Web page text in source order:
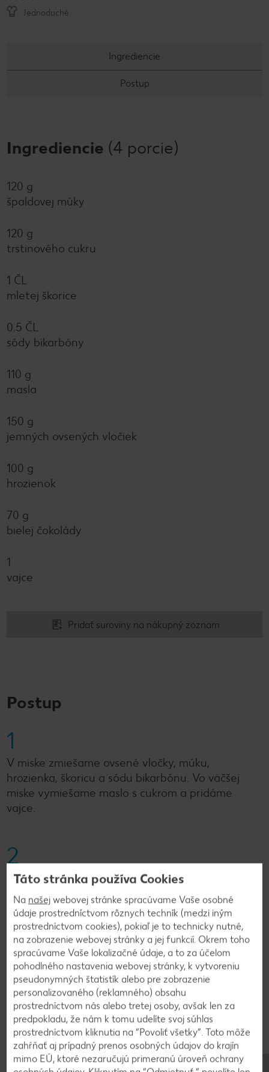
Jednoduché
Ingrediencie
Postup
Ingrediencie (4 porcie)
120 g
špaldovej múky
120 g
trstinového cukru
1 ČL
mletej škorice
0.5 ČL
sódy bikarbóny
110 g
masla
150 g
jemných ovsených vločiek
100 g
hrozienok
70 g
bielej čokolády
1
vajce
Pridať suroviny na nákupný zoznam
Postup
1
V miske zmiešame ovsené vločky, múku,
hrozienka, škoricu a sódu bikarbónu. Vo väčšej
miske vymiešame maslo s cukrom a pridáme
vajce.
2
Čokoládu nasekáme nadrobno. Ovsenú zmes
pomaly primiešame do masla a nakoniec pridáme
aj čokoládu. Cesto dáme na hodinu odležať do
chladničky.
3
Z vychladnutého cesta vytvarujeme placky a
pečieme pri 175 °C 12 minút.
Táto stránka používa Cookies
Na našej webovej stránke spracúvame Vaše osobné
údaje prostredníctvom rôznych techník (medzi iným
prostredníctvom cookies), pokiaľ je to technicky nutné,
na zobrazenie webovej stránky a jej funkcií. Okrem toho
spracúvame Vaše lokalizačné údaje, a to za účelom
pohodlného nastavenia webovej stránky, k vytvoreniu
pseudonymných štatistík alebo pre zobrazenie
personalizovaného (reklamného) obsahu
prostredníctvom nás alebo tretej osoby, avšak len za
predpokladu, že nám k tomu udelíte svoj súhlas
prostredníctvom kliknutia na “Povoliť všetky”. Toto môže
zahŕňať aj prípadný prenos osobných údajov do krajín
mimo EÚ, ktoré nezaručujú primeranú úroveň ochrany